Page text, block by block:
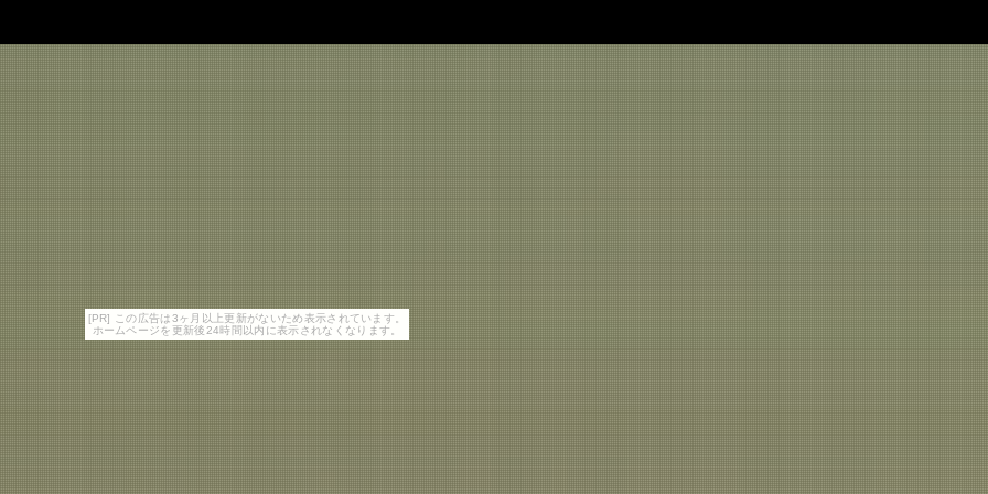
[PR] この広告は3ヶ月以上更新がないため表示されています。
ホームページを更新後24時間以内に表示されなくなります。